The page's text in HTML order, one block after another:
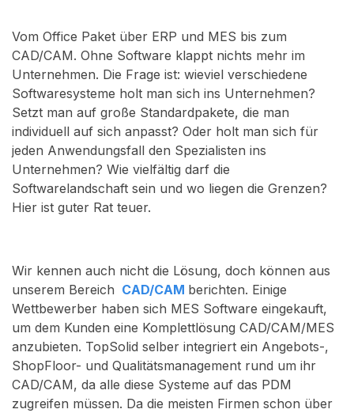
Vom Office Paket über ERP und MES bis zum
CAD/CAM. Ohne Software klappt nichts mehr im
Unternehmen. Die Frage ist: wieviel verschiedene
Softwaresysteme holt man sich ins Unternehmen?
Setzt man auf große Standardpakete, die man
individuell auf sich anpasst? Oder holt man sich für
jeden Anwendungsfall den Spezialisten ins
Unternehmen? Wie vielfältig darf die
Softwarelandschaft sein und wo liegen die Grenzen?
Hier ist guter Rat teuer.
Wir kennen auch nicht die Lösung, doch können aus
unserem Bereich CAD/CAM berichten. Einige
Wettbewerber haben sich MES Software eingekauft,
um dem Kunden eine Komplettlösung CAD/CAM/MES
anzubieten. TopSolid selber integriert ein Angebots-,
ShopFloor- und Qualitätsmanagement rund um ihr
CAD/CAM, da alle diese Systeme auf das PDM
zugreifen müssen. Da die meisten Firmen schon über